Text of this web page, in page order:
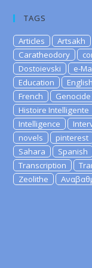
TAGS
Articles Artsakh
Caratheodory
Dostoievski
e-
Education
English
French
Genocide
Histoire Intelligente
Intelligence
novels
pinterest
Sahara
Spanish
Transcription
Zeolithe